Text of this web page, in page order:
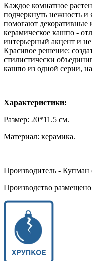
Каждое комнатное
подчеркнуть нежность и
помогают декоративные
керамическое кашпо -
интерьерный акцент и не
Красивое решение:
стилистически
кашпо из одной серии,
Характеристики:
Размер: 20*11.5 см.
Материал: керамика.
Производитель -
Производство